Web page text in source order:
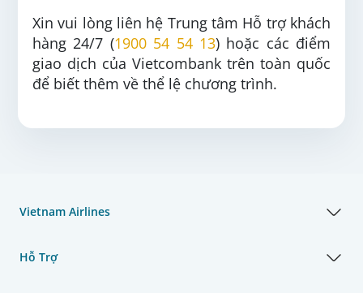
Xin vui lòng liên hệ Trung tâm Hỗ trợ khách
hàng 24/7 (1900 54 54 13) hoặc các điểm
giao dịch của Vietcombank trên toàn quốc
để biết thêm về thể lệ chương trình.
Vietnam Airlines
Hỗ Trợ